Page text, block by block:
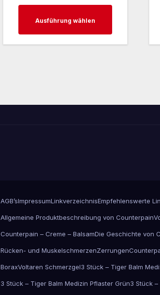
Ausführung wählen
werden
AGB’sImpressumLinkverzeichnisEmpfehlenswerte
Allgemeine Produktbeschreibung von Counterpain
Counterpain – Creme – BalsamDie Geschichte von
Rücken- und MuskelschmerzenZerrungen
BoraxVoltaren Schmerzgel3 Stück – Tiger Balm
3 Stück – Tiger Balm Medizin Pflaster Grün3 Stück